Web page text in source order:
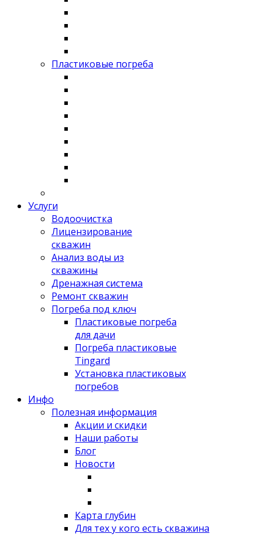
Пластиковые погреба
Услуги
Водоочистка
Лицензирование
скважин
Анализ воды из
скважины
Дренажная система
Ремонт скважин
Погреба под ключ
Пластиковые погреба
для дачи
Погреба пластиковые
Tingard
Установка пластиковых
погребов
Инфо
Полезная информация
Акции и скидки
Наши работы
Блог
Новости
Карта глубин
Для тех у кого есть скважина